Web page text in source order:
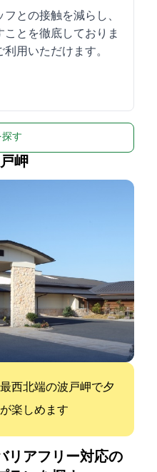
との接触を減らし、
とを徹底しておりま
用いただけます。
探す
岬
西北端の波戸岬で夕
楽しめます
リアフリー対応の